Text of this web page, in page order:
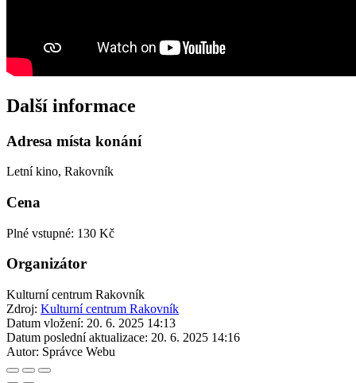
Další informace
Adresa místa konání
Letní kino, Rakovník
Cena
Plné vstupné: 130 Kč
Organizátor
Kulturní centrum Rakovník
Zdroj: Kulturní centrum Rakovník
Datum vložení: 20. 6. 2025 14:13
Datum poslední aktualizace: 20. 6. 2025 14:16
Autor: Správce Webu